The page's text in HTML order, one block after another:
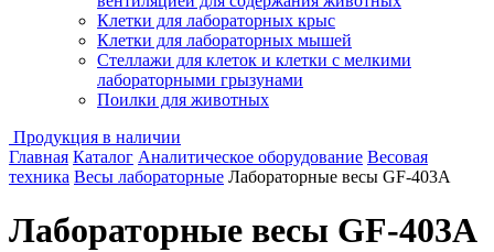
Клетки для лабораторных крыс
Клетки для лабораторных мышей
Стеллажи для клеток и клетки с мелкими
лабораторными грызунами
Поилки для животных
Продукция в наличии
Главная Каталог Аналитическое оборудование Весовая
техника Весы лабораторные Лабораторные весы GF-403A
Лабораторные весы GF-403A